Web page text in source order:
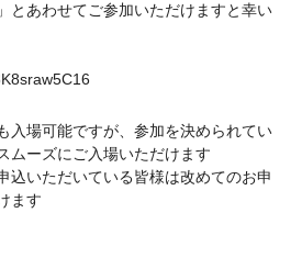
とあわせてご参加いただけますと幸い
入場可能ですが、参加を決められてい
ムーズにご入場いただけます
込いただいている皆様は改めてのお申
ます